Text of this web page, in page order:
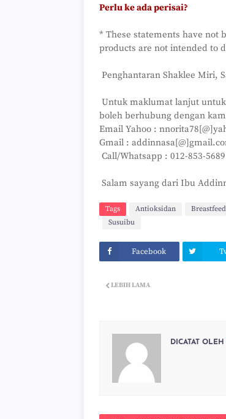
Perlu ke ada perisai?
* These statements have not
products are not intended to
Penghantaran Shaklee Miri,
Untuk maklumat lanjut
boleh berhubung dengan
Email Yahoo :
Gmail :
Call/Whatsapp : 012-853-5689
Salam sayang dari Ibu
Tags Antioksidan
Susuibu
Facebook
LEBIH LAMA
DICATAT OLEH